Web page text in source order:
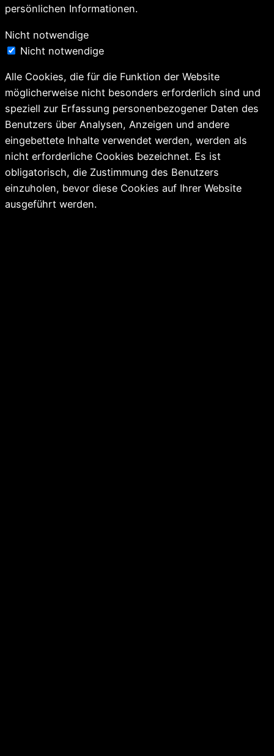
persönlichen Informationen.
Nicht notwendige
Nicht notwendige
Alle Cookies, die für die Funktion der Website
möglicherweise nicht besonders erforderlich sind und
speziell zur Erfassung personenbezogener Daten des
Benutzers über Analysen, Anzeigen und andere
eingebettete Inhalte verwendet werden, werden als
nicht erforderliche Cookies bezeichnet. Es ist
obligatorisch, die Zustimmung des Benutzers
einzuholen, bevor diese Cookies auf Ihrer Website
ausgeführt werden.